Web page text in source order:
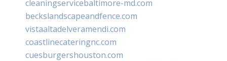
cleaningservicebaltimore-md.com
beckslandscapeandfence.com
vistaaltadelveramendi.com
coastlinecateringnc.com
cuesburgershouston.com